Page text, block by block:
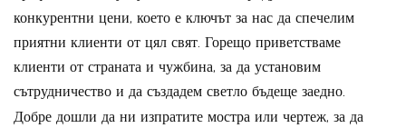
конкурентни цени, което е ключът за нас да спечелим
приятни клиенти от цял свят. Горещо приветстваме
клиенти от страната и чужбина, за да установим
сътрудничество и да създадем светло бъдеще заедно.
Добре дошли да ни изпратите мостра или чертеж, за да